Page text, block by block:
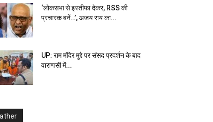
‘लोकसभा से इस्तीफा देकर, RSS की
प्रचारक बनें…’, अजय राय का...
UP: राम मंदिर मुद्दे पर संसद प्रदर्शन के बाद
वाराणसी में...